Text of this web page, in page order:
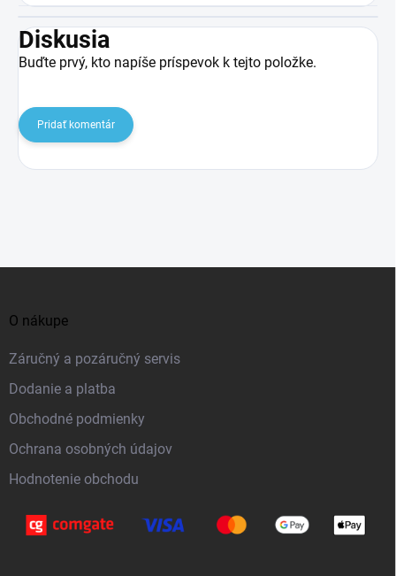
Diskusia
Buďte prvý, kto napíše príspevok k tejto položke.
Pridať komentár
p
ä
e
O nákupe
Záručný a pozáručný servis
Dodanie a platba
Obchodné podmienky
Ochrana osobných údajov
Hodnotenie obchodu